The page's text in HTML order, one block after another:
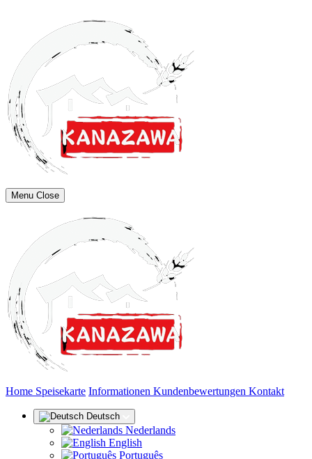
Menu Close
Home (aktuell)
Speisekarte Informationen Kundenbewertungen Kontakt
Deutsch
Nederlands
English
Português